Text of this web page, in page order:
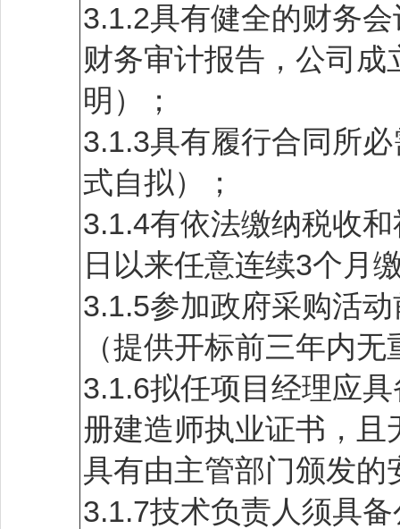
3.1.2具有健全的财务
财务审计报告，公司
明）；
3.1.3具有履行合同所
式自拟）；
3.1.4有依法缴纳税收
日以来任意连续3个月
3.1.5参加政府采购活
（提供开标前三年内
3.1.6拟任项目经理应
册建造师执业证书，
具有由主管部门颁发
3.1.7技术负责人须具